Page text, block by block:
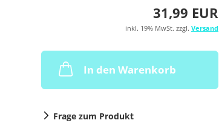
31,99 EUR
inkl. 19% MwSt. zzgl. Versand
In den Warenkorb
Frage zum Produkt